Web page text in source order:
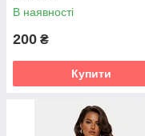
В наявності
200 ₴
Купити